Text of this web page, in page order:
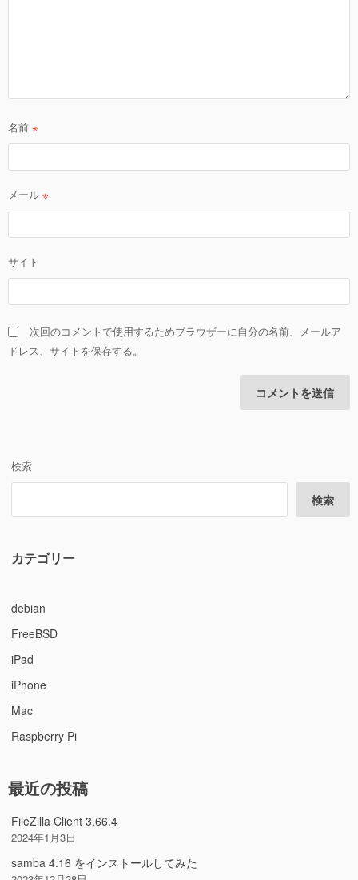
名前 ※
メール ※
サイト
次回のコメントで使用するためブラウザーに自分の名前、メールア
ドレス、サイトを保存する。
検索
検索
カテゴリー
debian
FreeBSD
iPad
iPhone
Mac
Raspberry Pi
最近の投稿
FileZilla Client 3.66.4
2024年1月3日
samba 4.16 をインストールしてみた